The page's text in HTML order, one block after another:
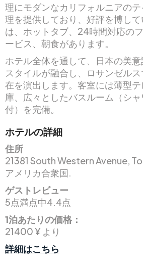
理にモダンなカリフォルニアの
理を提供しており、好評を博し
は、ホットタブ、24時間対応の
ービス、朝食があります。
ホテル全体を通して、日本の美
スタイルが融合し、ロサンゼル
在を演出します。客室には薄型
庫、広々としたバスルーム（シ
付）を完備。
ホテルの詳細
住所
21381 South Western Avenue,
アメリカ合衆国.
ゲストレビュー
5点満点中4.4点
1泊あたりの価格：
21400 ¥ より
詳細はこちら